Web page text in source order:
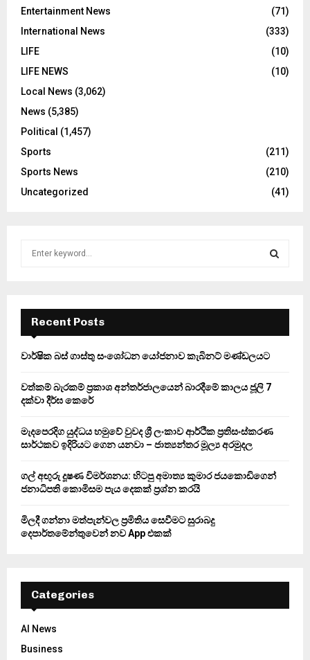
Entertainment News
(71)
International News
(333)
LIFE
(10)
LIFE NEWS
(10)
Local News (3,062)
News (5,385)
Political (1,457)
Sports
(211)
Sports News
(210)
Uncategorized
(41)
f
r
E
A
Recent Posts
වාර්ෂික බස් ගාස්තු සංශෝධන යෝජනාව කැබිනට් මණ්ඩලයට
වත්කම් බැරකම් ප්‍රකාශ අන්තර්ජාලයෙන් බාරදීමේ කාලය ජූලි 7
දක්වා දීර්ඝ කෙරේ
මැදපෙරදිග යුද්ධය හමුවේ වුවද ශ්‍රී ලංකාව ආර්ථික ප්‍රතිසංස්කරණ
සාර්ථකව ඉදිරියට ගෙන යනවා – ජාත්‍යන්තර මූල්‍ය අරමුදල
ගල් අඟුරු දූෂණ විමර්ශනය: හිටපු අමාත්‍ය කුමාර ජයකොඩිගෙන්
ජනාධිපති කොමිසම පැය දෙකක් ප්‍රශ්න කරයි
මිලදී ගන්නා මත්පැන්වල ප්‍රමිතිය සෙවීමට සුරාබදු
දෙපාර්තමේන්තුවෙන් නව App එකක්
Categories
AI News
Business